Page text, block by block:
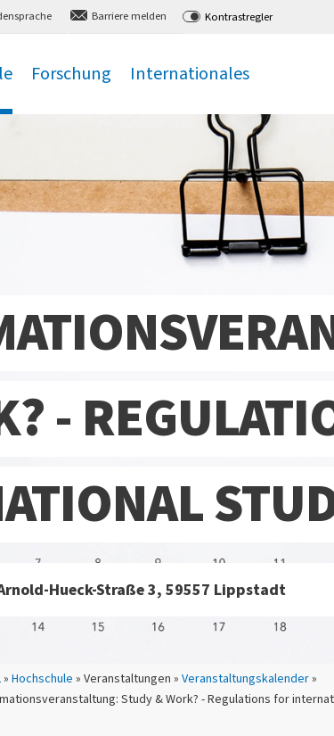
, Barriere melden Kontrastregler
Forschung Internationales
hier:
» Hochschule » Veranstaltungen » Veranstaltungskalender»
Study & Work? - Regulations for
-
Hueck-Straße 3, 59557 Lippstadt